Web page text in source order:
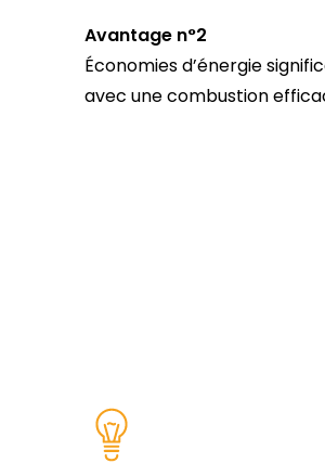
Avantage n°2
Économies d’énergie
avec une combustion